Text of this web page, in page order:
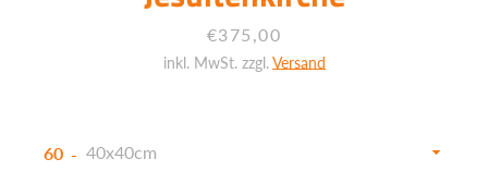
Preis
€375,00
inkl. MwSt. zzgl.Versand
60